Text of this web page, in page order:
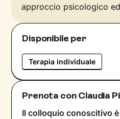
approccio psicologico
Disponibile per
Terapia individuale
Prenota con Claudia
Il colloquio conoscitivo